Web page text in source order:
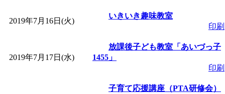
2019年7月16日(火)
いきいき趣味教室
印刷
2019年7月17日(水)
放課後子ども教室「あいづっ子
1455」
印刷
子育て応援講座（PTA研修会）